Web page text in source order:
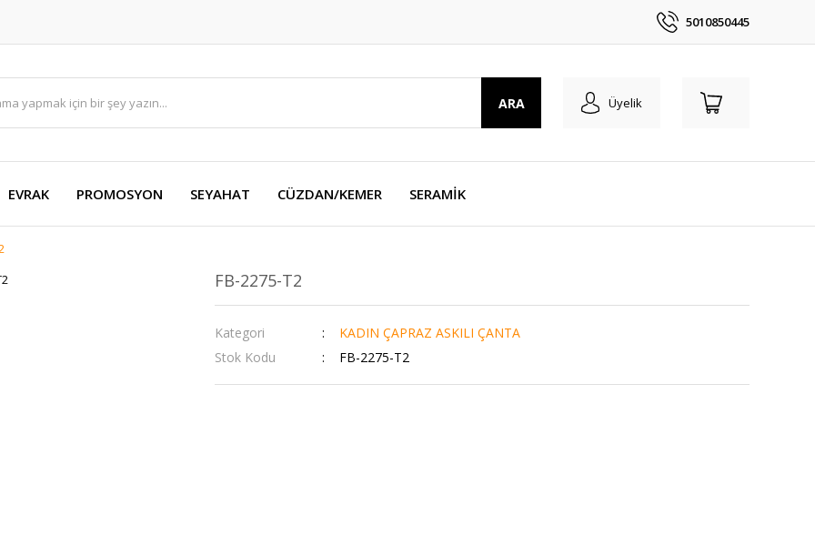
5010850445
ARA Üyelik
EVRAK PROMOSYON SEYAHAT CÜZDAN/KEMER SERAMİK
FB-2275-T2
Kategori
KADIN ÇAPRAZ ASKILI ÇANTA
Stok Kodu
FB-2275-T2